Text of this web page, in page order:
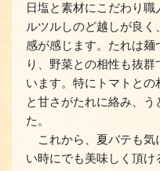
日塩と素材にこだわり
ルツルしのど越しが良
感が感じます。たれは
り、野菜との相性も抜
います。特にトマトと
と甘さがたれに絡み、
た。
これから、夏バテも気
い時にでも美味しく頂け